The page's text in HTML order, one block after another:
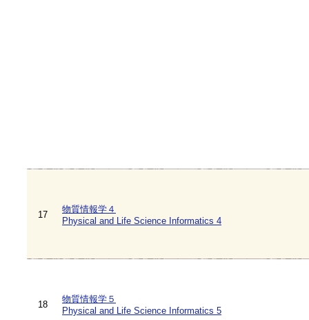
17
物質情報学４
Physical and Life Science Informatics 4
18
物質情報学５
Physical and Life Science Informatics 5